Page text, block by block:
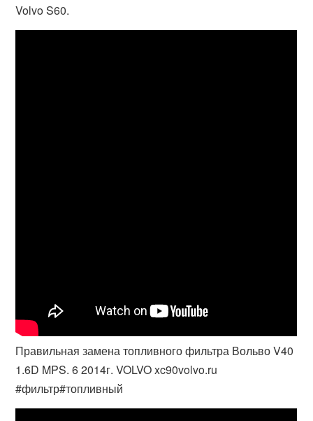
Volvo S60.
Правильная замена топливного фильтра Вольво V40
1.6D MPS. 6 2014г. VOLVO xc90volvo.ru
#фильтр#топливный